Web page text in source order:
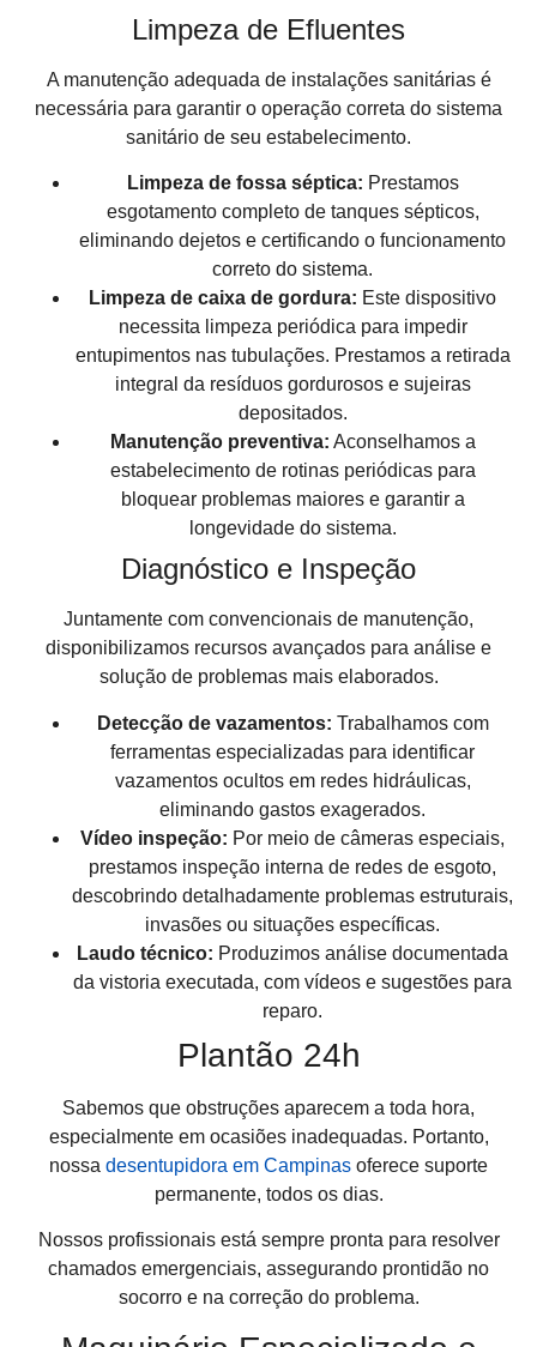
Limpeza de Efluentes
A manutenção adequada de instalações sanitárias é
necessária para garantir o operação correta do sistema
sanitário de seu estabelecimento.
Limpeza de fossa séptica: Prestamos
esgotamento completo de tanques sépticos,
eliminando dejetos e certificando o funcionamento
correto do sistema.
Limpeza de caixa de gordura: Este dispositivo
necessita limpeza periódica para impedir
entupimentos nas tubulações. Prestamos a retirada
integral da resíduos gordurosos e sujeiras
depositados.
Manutenção preventiva: Aconselhamos a
estabelecimento de rotinas periódicas para
bloquear problemas maiores e garantir a
longevidade do sistema.
Diagnóstico e Inspeção
Juntamente com convencionais de manutenção,
disponibilizamos recursos avançados para análise e
solução de problemas mais elaborados.
Detecção de vazamentos: Trabalhamos com
ferramentas especializadas para identificar
vazamentos ocultos em redes hidráulicas,
eliminando gastos exagerados.
Vídeo inspeção: Por meio de câmeras especiais,
prestamos inspeção interna de redes de esgoto,
descobrindo detalhadamente problemas estruturais,
invasões ou situações específicas.
Laudo técnico: Produzimos análise documentada
da vistoria executada, com vídeos e sugestões para
reparo.
Plantão 24h
Sabemos que obstruções aparecem a toda hora,
especialmente em ocasiões inadequadas. Portanto,
nossa desentupidora em Campinas oferece suporte
permanente, todos os dias.
Nossos profissionais está sempre pronta para resolver
chamados emergenciais, assegurando prontidão no
socorro e na correção do problema.